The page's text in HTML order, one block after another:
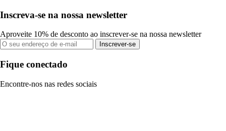
Inscreva-se na nossa newsletter
Aproveite 10% de desconto ao inscrever-se na nossa newsletter
Inscrever-se
Fique conectado
Encontre-nos nas redes sociais